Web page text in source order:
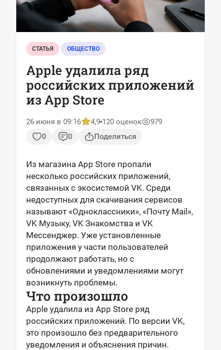
СТАТЬЯ ОБЩЕСТВО
Apple удалила ряд
российских приложений
из App Store
26 июня в 09:16 4,9 120 оценок
979
0
0 Поделиться
Из магазина App Store пропали
несколько российских приложений,
связанных с экосистемой VK. Среди
недоступных для скачивания сервисов
называют «Одноклассники», «Почту Mail»,
VK Музыку, VK Знакомства и VK
Мессенджер. Уже установленные
приложения у части пользователей
продолжают работать, но с
обновлениями и уведомлениями могут
возникнуть проблемы.
Что произошло
Apple удалила из App Store ряд
российских приложений. По версии VK,
это произошло без предварительного
уведомления и объяснения причин.